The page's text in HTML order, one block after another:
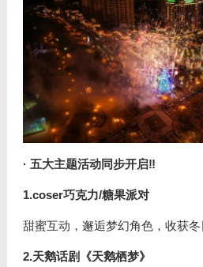
· 五大主题活动同步开启‼
1.coser巧克力/糖果派对
甜蜜互动，邂逅梦幻角色，收获冬
2.天鹅话剧《天鹅栖梦》